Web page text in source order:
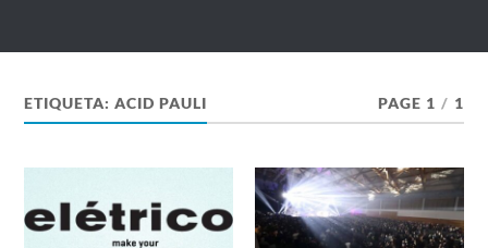
ETIQUETA:ACID PAULI PAGE 1 / 1